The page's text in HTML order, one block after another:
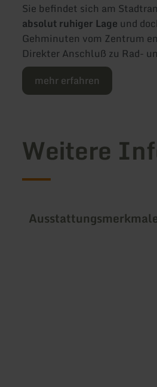
Sie befindet sich am
absolut ruhiger Lage und
Gehminuten vom Zentrum
Direkter Anschluß zu Rad-
mehr erfahren
Weitere